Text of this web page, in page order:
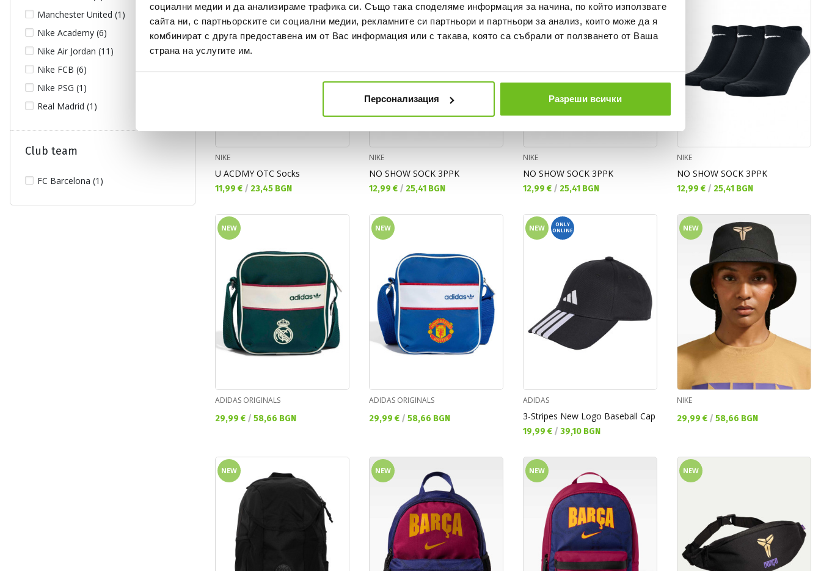
социални медии и да анализираме трафика си. Също така споделяме информация за начина, по който използвате
сайта ни, с партньорските си социални медии, рекламните си партньори и партньори за анализ, които може да я
комбинират с друга предоставена им от Вас информация или с такава, която са събрали от ползването от Ваша
страна на услугите им.
Персонализация Разреши всички
Manchester United (1)
Nike Academy (6)
Nike Air Jordan (11)
Nike FCB (6)
Nike PSG (1)
Real Madrid (1)
Club team
FC Barcelona (1)
NIKE
U ACDMY OTC Socks
Текуща цена:
11,99 € / 23,45 BGN
NIKE
NO SHOW SOCK 3PPK
Текуща цена:
12,99 € / 25,41 BGN
NIKE
NO SHOW SOCK 3PPK
Текуща цена:
12,99 € / 25,41 BGN
NIKE
NO SHOW SOCK 3PPK
Текуща цена:
12,99 € / 25,41 BGN
NEW
ADIDAS ORIGINALS
Текуща цена:
29,99 € / 58,66 BGN
NEW
ADIDAS ORIGINALS
Текуща цена:
29,99 € / 58,66 BGN
NEW
ONLY
ONLINE
ADIDAS
3-Stripes New Logo Baseball Cap
Текуща цена:
19,99 € / 39,10 BGN
NEW
NIKE
Текуща цена:
29,99 € / 58,66 BGN
NEW NEW NEW NEW